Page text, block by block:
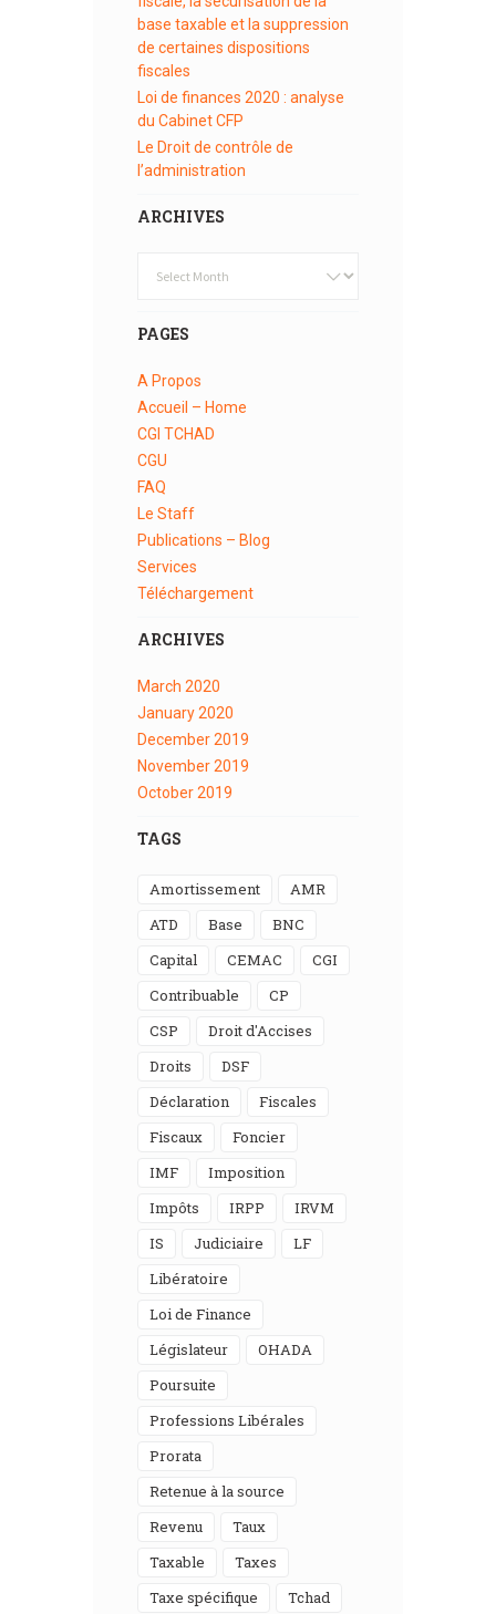
base taxable et la suppression
de certaines dispositions
fiscales
Loi de finances 2020 : analyse
du Cabinet CFP
Le Droit de contrôle de
l’administration
ARCHIVES
PAGES
A Propos
Accueil – Home
CGI TCHAD
CGU
FAQ
Le Staff
Publications – Blog
Services
Téléchargement
ARCHIVES
March 2020
January2020
December2019
November2019
October2019
TAGS
Amortissement
AMR
ATD
Base
BNC
Capital
CEMAC
CGI
Contribuable
CP
CSP
Droit d'Accises
Droits
DSF
Déclaration
Fiscales
Fiscaux
Foncier
IMF
Imposition
Impôts
IRPP
IRVM
IS
Judiciaire
LF
Libératoire
Loi de Finance
Législateur
OHADA
Poursuite
Professions Libérales
Prorata
Retenue à la source
Revenu
Taux
Taxable
taxes
Taxe spécifique
Tchad